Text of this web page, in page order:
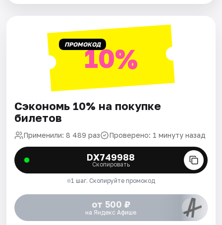
ПРОМОКОД10%
Сэкономь 10% на покупке
билетов
Применили: 8 489 раз Проверено: 1 минуту назад
DX749988
Скопировать
1 шаг. Скопируйте промокод
от 500 ₽
на Яндекс Афише